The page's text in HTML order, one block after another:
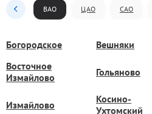
ВАО ЦАО САО
Богородское Вешняки
Восточное
Измайлово
Гольяново
Измайлово
Косино-
Ухтомский